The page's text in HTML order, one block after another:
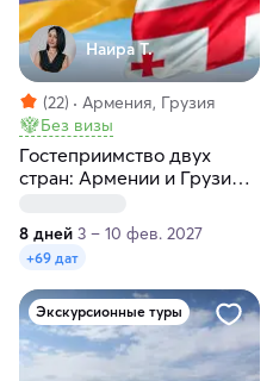
Наира Т.
(22)
Армения, Грузия
Без визы
Гостеприимство двух
стран: Армении и Грузии
8 дней 3 – 10 фев. 2027
+69 дат
Экскурсионные туры